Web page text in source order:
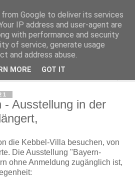
Tagebuch
Stadt Italiens
- Ausstellung in der
die Kebbel-Villa besuchen, von
Die Ausstellung "Bayern-
ohne Anmeldung zugänglich ist,
Google to deliver its services
IP address and user-agent are
with performance and security
of service, generate usage
and address abuse.
MORE GOT IT